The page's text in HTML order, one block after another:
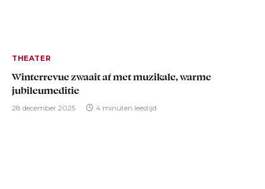
THEATER
Winterrevue zwaait af met muzikale, warme
jubileumeditie
28 december 2025 4 minuten leestijd